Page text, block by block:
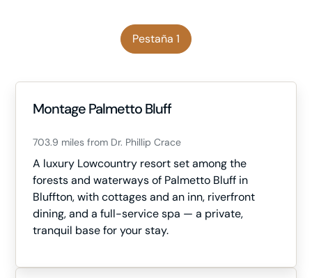
Pestaña 1
Montage Palmetto Bluff
703.9 miles from Dr. Phillip Crace
A luxury Lowcountry resort set among the
forests and waterways of Palmetto Bluff in
Bluffton, with cottages and an inn, riverfront
dining, and a full-service spa — a private,
tranquil base for your stay.